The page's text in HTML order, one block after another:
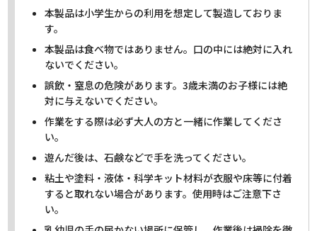
本製品は小学生からの利用を想定して製造しておりま
す。
本製品は食べ物ではありません。口の中には絶対に入れ
ないでください。
誤飲・窒息の危険があります。3歳未満のお子様には絶
対に与えないでください。
作業をする際は必ず大人の方と一緒に作業してくださ
い。
遊んだ後は、石鹸などで手を洗ってください。
粘土や塗料・液体・科学キット材料が衣服や床等に付着
すると取れない場合があります。使用時はご注意下さ
い。